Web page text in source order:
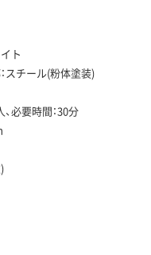
ト
スチール(粉体塗装)
必要時間：30分